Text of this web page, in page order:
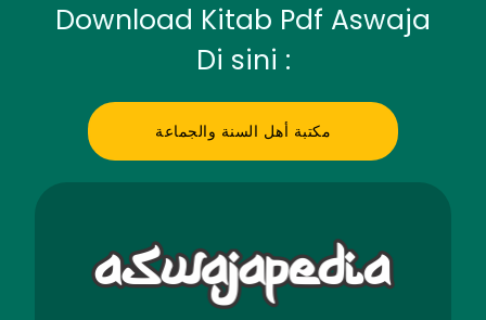
Download Kitab Pdf Aswaja
Di sini :
مكتبة أهل السنة والجماعة